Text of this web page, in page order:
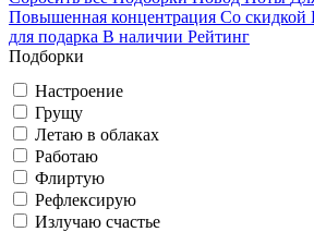
Грущу
Летаю в облаках
Романтичный
Классический
На каждый день
Вечеринка
Весна
Лето
Домосед
Путешествую
Повышенная концентрация Со скидкой
для подарка В наличии Рейтинг
Подборки
Настроение
Грущу
Летаю в облаках
Работаю
Флиртую
Рефлексирую
Излучаю счастье